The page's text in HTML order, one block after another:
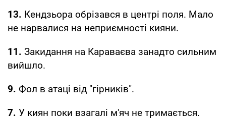
13. Кендзьора обрізався в центрі поля. Мало
не нарвалися на неприємності кияни.
11. Закидання на Караваєва занадто сильним
вийшло.
9. Фол в атаці від "гірників".
7. У киян поки взагалі м'яч не тримається.